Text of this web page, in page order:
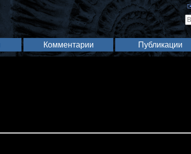
Комментарии Публикации